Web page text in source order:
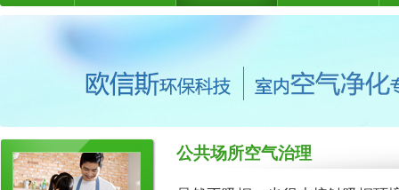
公共场所空气治理